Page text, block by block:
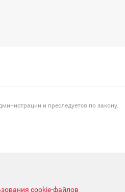
и преследуется по закону.
cookie-файлов